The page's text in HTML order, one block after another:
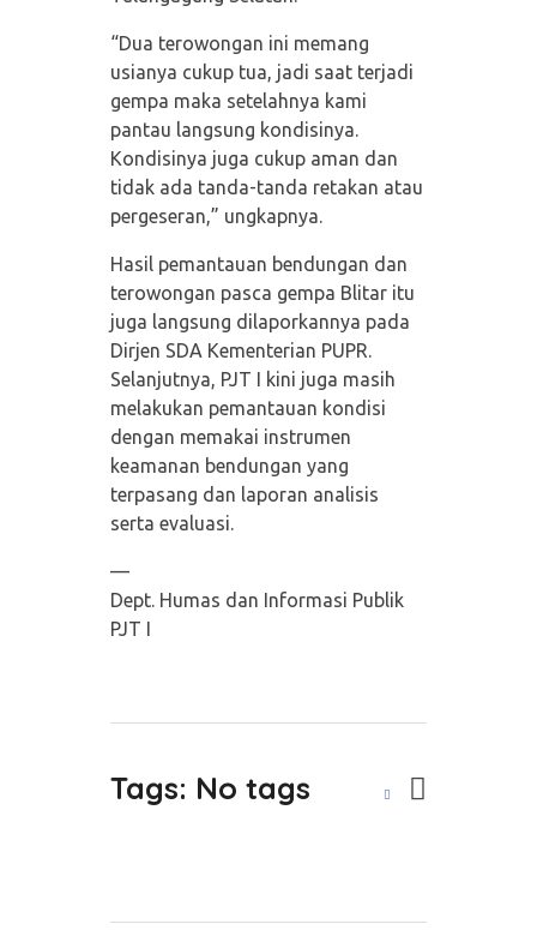
“Dua terowongan ini memang
usianya cukup tua, jadi saat terjadi
gempa maka setelahnya kami
pantau langsung kondisinya.
Kondisinya juga cukup aman dan
tidak ada tanda-tanda retakan atau
pergeseran,” ungkapnya.
Hasil pemantauan bendungan dan
terowongan pasca gempa Blitar itu
juga langsung dilaporkannya pada
Dirjen SDA Kementerian PUPR.
Selanjutnya, PJT I kini juga masih
melakukan pemantauan kondisi
dengan memakai instrumen
keamanan bendungan yang
terpasang dan laporan analisis
serta evaluasi.
—
Dept. Humas dan Informasi Publik
PJT I
Tags: No tags